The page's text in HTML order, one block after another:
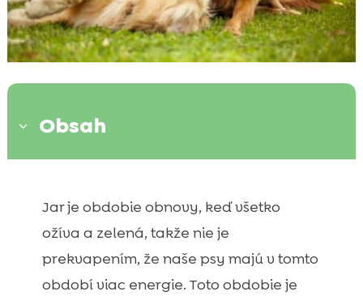
3 Obsah
články:
Jarné obdobie zvýšenej aktivity u psov –
prečo sú zrazu energickejšie?
Prečo pes na jar neje tak ako v zime?
Jar je obdobie obnovy, keď všetko
ožíva a zelená, takže nie je
prekvapením, že naše psy majú v tomto
období viac energie. Toto obdobie je